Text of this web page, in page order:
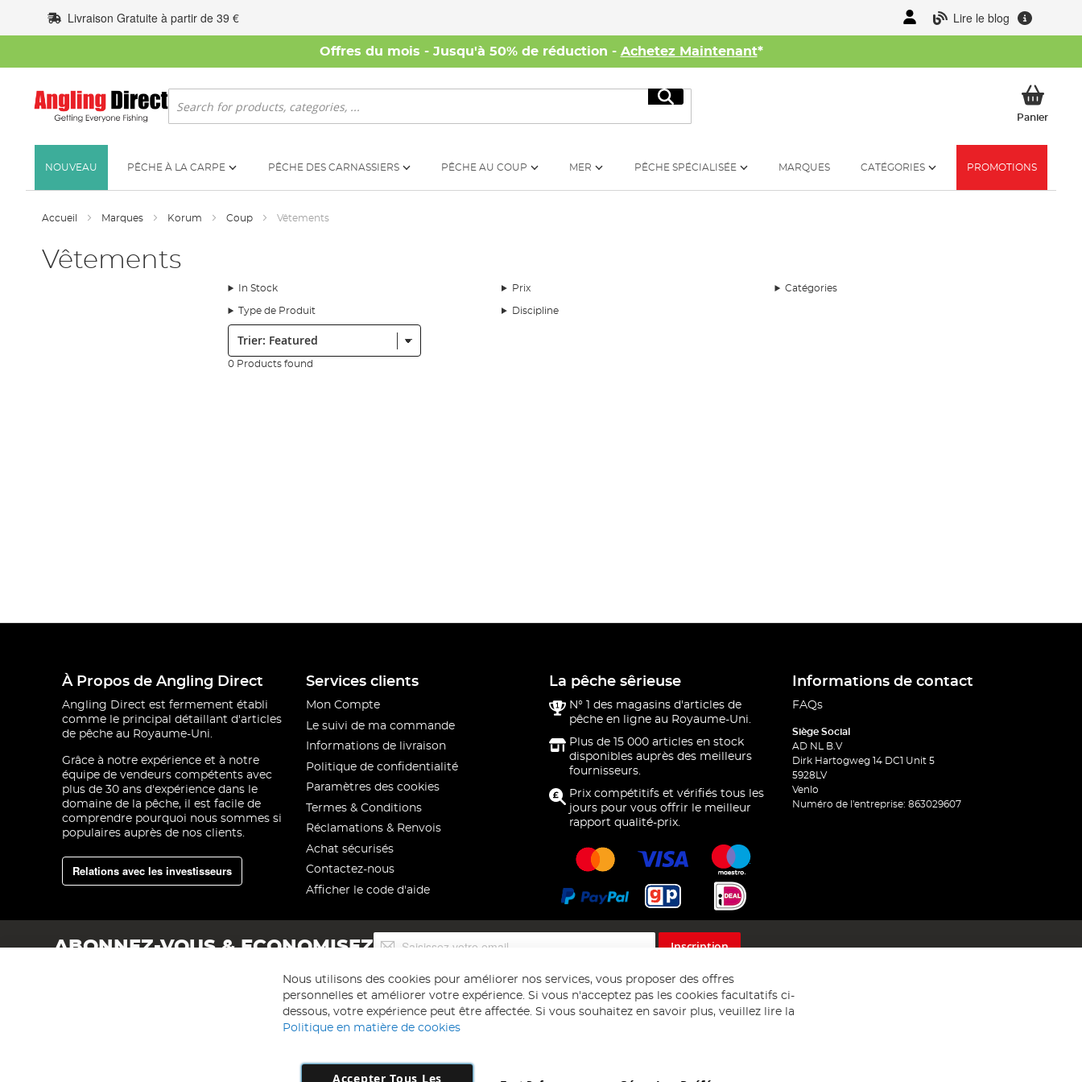
au
contenu
Lire le blog
Livraison Gratuite à partir de 39 €
Offres du mois - Jusqu'à 50% de réduction - Achetez Maintenant*
Rechercher
Rechercher
PanierMon
NOUVEAU PÊCHE À LA CARPE PÊCHE DES CARNASSIERS PÊCHE AU COUP MER PÊCHE SPÉCIALISÉE MARQUES CATÉGORIES PROMOTIONS
Accueil Marques Korum Coup Vêtements
Vêtements
In Stock Prix Catégories
Type de Produit Discipline
Trier:
0 Products found
À Propos de Angling Direct
Angling Direct est fermement établi
comme le principal détaillant d'articles
de pêche au Royaume-Uni.
Grâce à notre expérience et à notre
équipe de vendeurs compétents avec
plus de 30 ans d'expérience dans le
domaine de la pêche, il est facile de
comprendre pourquoi nous sommes si
populaires auprès de nos clients.
Relations avec les investisseurs
Services clients
Mon Compte
Le suivi de ma commande
Informations de livraison
Politique de confidentialité
Paramètres des cookies
Termes & Conditions
Réclamations & Renvois
Achat sécurisés
Contactez-nous
Afficher le code d'aide
La pêche sêrieuse
N° 1 des magasins d'articles de
pêche en ligne au Royaume-Uni.
Plus de 15 000 articles en stock
disponibles auprès des meilleurs
fournisseurs.
Prix compétitifs et vérifiés tous les
jours pour vous offrir le meilleur
rapport qualité-prix.
Informations de contact
FAQs
Siège Social
AD NL B.V
Dirk Hartogweg 14 DC1 Unit 5
5928LV
Venlo
Numéro de l'entreprise: 863029607
ABONNEZ-VOUS & ECONOMISEZ
lettre
d’information
:
Inscription
Nous utilisons des cookies pour améliorer nos services, vous proposer des offres
personnelles et améliorer votre expérience. Si vous n'acceptez pas les cookies facultatifs ci-
dessous, votre expérience peut être affectée. Si vous souhaitez en savoir plus, veuillez lire la
Politique en matière de cookies
Accepter Tous Les